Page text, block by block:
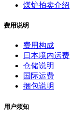
煤炉拍卖介绍
费用说明
费用构成
日本境内运费
仓储说明
国际运费
捆包说明
用户须知